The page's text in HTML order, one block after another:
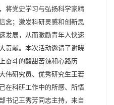
将党史学习与弘扬科学家精
念；激发科研灵感和创新思
发展，从而激励青年人快速
贡献。本次活动邀请了谢晓
奋斗的酸甜苦辣和心路历
伟研究员、优秀研究生王若
在科研工作中的所感、所悟
书记王秀芳同志主持，来自